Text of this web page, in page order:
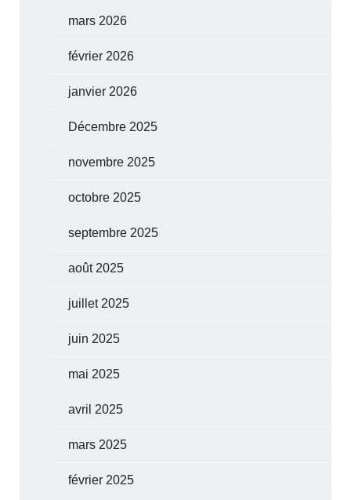
mars 2026
février 2026
janvier 2026
Décembre 2025
novembre 2025
octobre 2025
septembre 2025
août 2025
juillet 2025
juin 2025
mai 2025
avril 2025
mars 2025
février 2025